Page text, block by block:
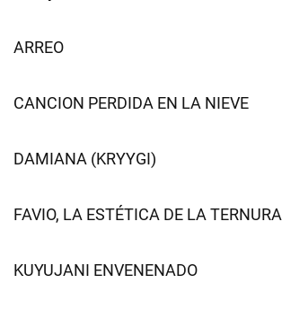
ARREO
CANCION PERDIDA EN LA NIEVE
DAMIANA (KRYYGI)
FAVIO, LA ESTÉTICA DE LA TERNURA
KUYUJANI ENVENENADO